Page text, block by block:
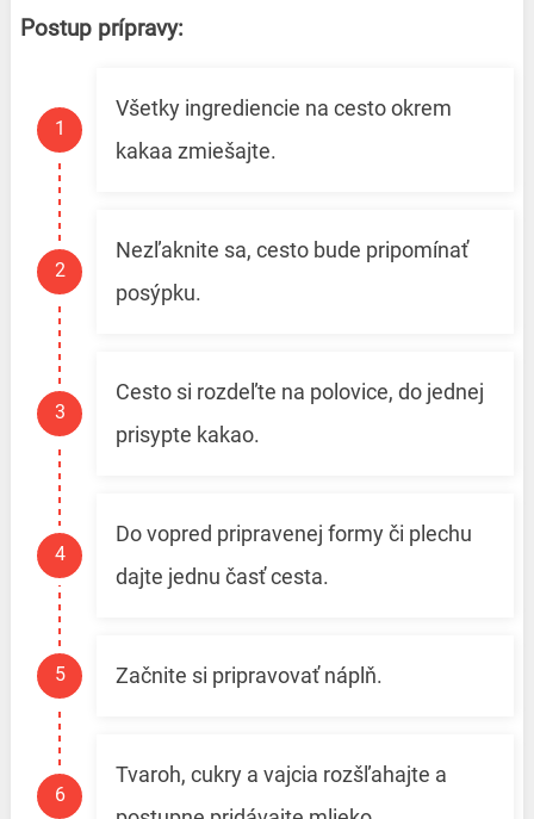
Postup prípravy:
Všetky ingrediencie na cesto okrem
kakaa zmiešajte.
Nezľaknite sa, cesto bude pripomínať
posýpku.
Cesto si rozdeľte na polovice, do jednej
prisypte kakao.
Do vopred pripravenej formy či plechu
dajte jednu časť cesta.
Začnite si pripravovať náplň.
Tvaroh, cukry a vajcia rozšľahajte a